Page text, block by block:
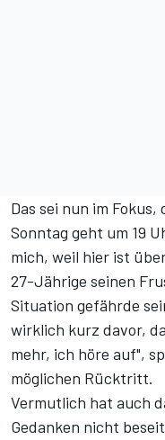
Das sei nun im
Sonntag geht um 19
mich, weil hier ist
27-Jährige seinen
Situation gefährde
wirklich kurz davor,
mehr, ich höre auf",
möglichen Rücktritt.
Vermutlich hat auch
Gedanken nicht